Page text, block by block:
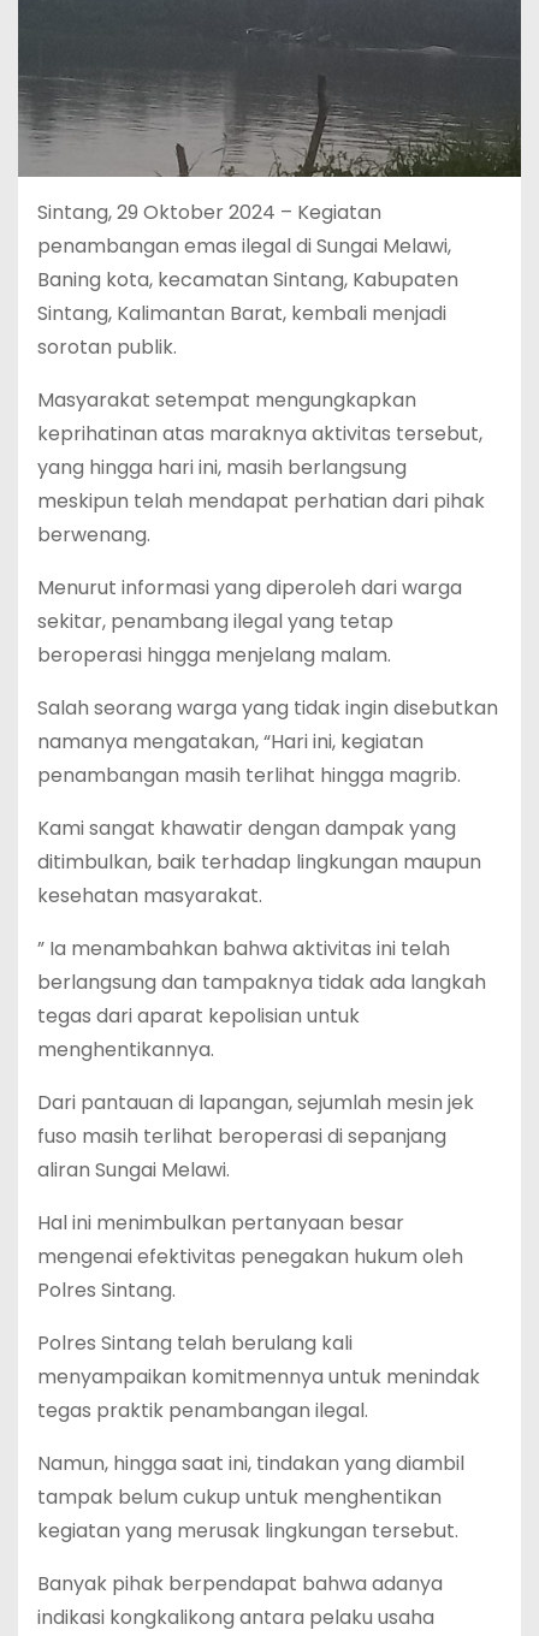
Sintang, 29 Oktober 2024 – Kegiatan
penambangan emas ilegal di Sungai Melawi,
Baning kota, kecamatan Sintang, Kabupaten
Sintang, Kalimantan Barat, kembali menjadi
sorotan publik.
Masyarakat setempat mengungkapkan
keprihatinan atas maraknya aktivitas tersebut,
yang hingga hari ini, masih berlangsung
meskipun telah mendapat perhatian dari pihak
berwenang.
Menurut informasi yang diperoleh dari warga
sekitar, penambang ilegal yang tetap
beroperasi hingga menjelang malam.
Salah seorang warga yang tidak ingin disebutkan
namanya mengatakan, “Hari ini, kegiatan
penambangan masih terlihat hingga magrib.
Kami sangat khawatir dengan dampak yang
ditimbulkan, baik terhadap lingkungan maupun
kesehatan masyarakat.
” Ia menambahkan bahwa aktivitas ini telah
berlangsung dan tampaknya tidak ada langkah
tegas dari aparat kepolisian untuk
menghentikannya.
Dari pantauan di lapangan, sejumlah mesin jek
fuso masih terlihat beroperasi di sepanjang
aliran Sungai Melawi.
Hal ini menimbulkan pertanyaan besar
mengenai efektivitas penegakan hukum oleh
Polres Sintang.
Polres Sintang telah berulang kali
menyampaikan komitmennya untuk menindak
tegas praktik penambangan ilegal.
Namun, hingga saat ini, tindakan yang diambil
tampak belum cukup untuk menghentikan
kegiatan yang merusak lingkungan tersebut.
Banyak pihak berpendapat bahwa adanya
indikasi kongkalikong antara pelaku usaha